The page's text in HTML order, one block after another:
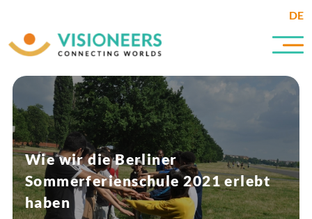
DE
Wie wir die Berliner
Sommerferienschule 2021 erlebt
haben